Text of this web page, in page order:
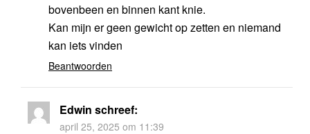
bovenbeen en binnen kant knie.
Kan mijn er geen gewicht op zetten en niemand
kan iets vinden
Beantwoorden
Edwin schreef:
april 25, 2025 om 11:39